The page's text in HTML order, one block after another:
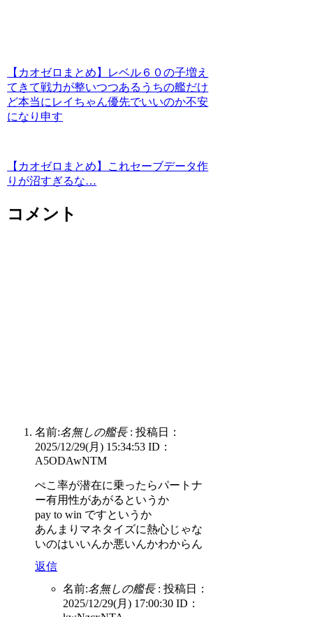
【カオゼロまとめ】レベル６０の子増え
てきて戦力が整いつつあるうちの艦だけ
ど本当にレイちゃん優先でいいのか不安
になり申す
【カオゼロまとめ】これセーブデータ作
りが沼すぎるな…
コメント
名前:名無しの艦長: 投稿日：
2025/12/29(月) 15:34:53 ID：
A5ODAwNTM
ぺこ率が潜在に乗ったらパートナ
ー有用性があがるというか
pay to win ですというか
あんまりマネタイズに熱心じゃな
いのはいいんか悪いんかわからん
返信
名前:名無しの艦長: 投稿日：
2025/12/29(月) 17:00:30 ID：